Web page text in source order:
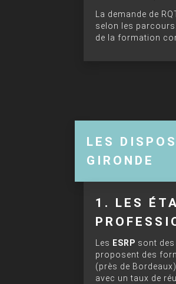
La demande de
selon les
de la formation
LES
GIRONDE
1. LES
Les ESRP sont des
proposent des
(près de
avec un taux de